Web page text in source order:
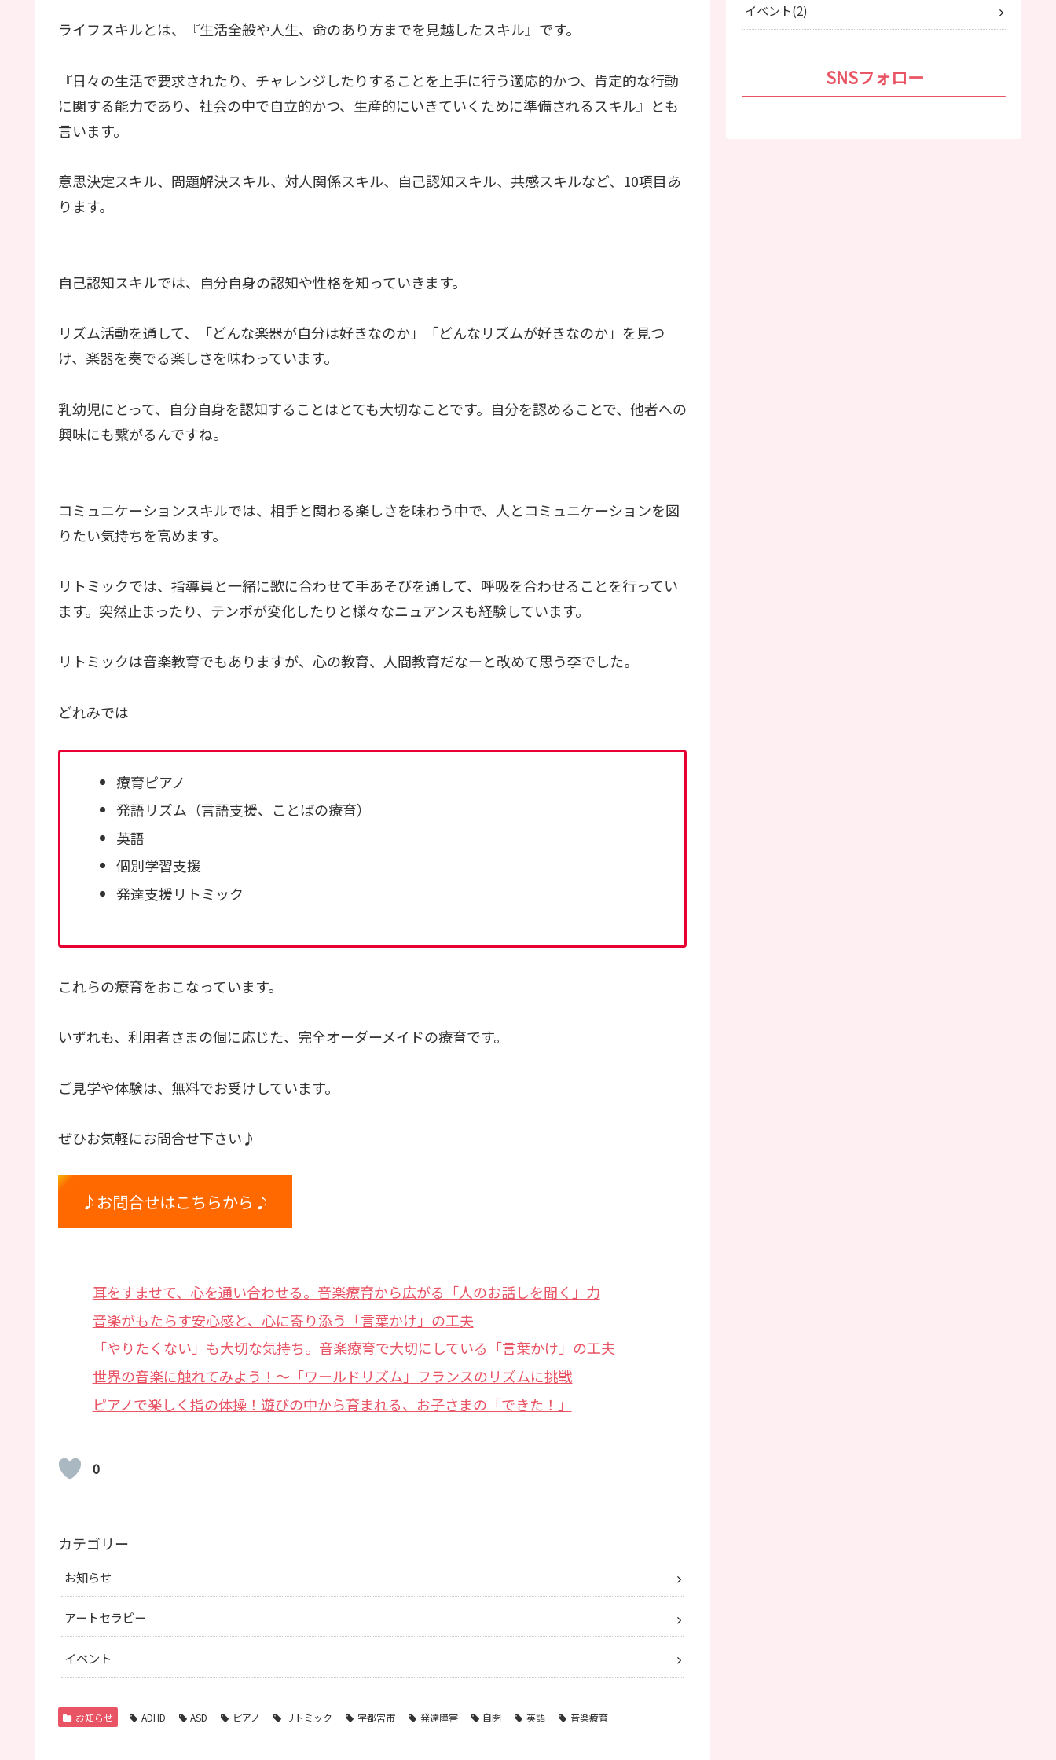
ライフスキルとは、『生活全般や人生、命のあり方までを見越したスキル』です。
『日々の生活で要求されたり、チャレンジしたりすることを上手に行う適応的かつ、肯定的な行動
に関する能力であり、社会の中で自立的かつ、生産的にいきていくために準備されるスキル』とも
言います。
意思決定スキル、問題解決スキル、対人関係スキル、自己認知スキル、共感スキルなど、10項目あ
ります。
自己認知スキルでは、自分自身の認知や性格を知っていきます。
リズム活動を通して、「どんな楽器が自分は好きなのか」「どんなリズムが好きなのか」を見つ
け、楽器を奏でる楽しさを味わっています。
乳幼児にとって、自分自身を認知することはとても大切なことです。自分を認めることで、他者への
興味にも繋がるんですね。
コミュニケーションスキルでは、相手と関わる楽しさを味わう中で、人とコミュニケーションを図
りたい気持ちを高めます。
リトミックでは、指導員と一緒に歌に合わせて手あそびを通して、呼吸を合わせることを行ってい
ます。突然止まったり、テンポが変化したりと様々なニュアンスも経験しています。
リトミックは音楽教育でもありますが、心の教育、人間教育だなーと改めて思う李でした。
どれみでは
療育ピアノ
発語リズム（言語支援、ことばの療育）
英語
個別学習支援
発達支援リトミック
これらの療育をおこなっています。
いずれも、利用者さまの個に応じた、完全オーダーメイドの療育です。
ご見学や体験は、無料でお受けしています。
ぜひお気軽にお問合せ下さい♪
♪お問合せはこちらから♪
耳をすませて、心を通い合わせる。音楽療育から広がる「人のお話しを聞く」力
音楽がもたらす安心感と、心に寄り添う「言葉かけ」の工夫
「やりたくない」も大切な気持ち。音楽療育で大切にしている「言葉かけ」の工夫
世界の音楽に触れてみよう！〜「ワールドリズム」フランスのリズムに挑戦
ピアノで楽しく指の体操！遊びの中から育まれる、お子さまの「できた！」
0
カテゴリー
お知らせ
アートセラピー
イベント
お知らせ ADHD ASD ピアノ リトミック 宇都宮市 発達障害 自閉 英語 音楽療育
イベント 2
SNSフォロー